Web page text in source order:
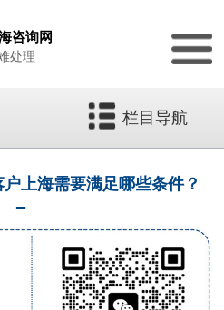
咨询网
处理
栏目导航
上海需要满足哪些条件？